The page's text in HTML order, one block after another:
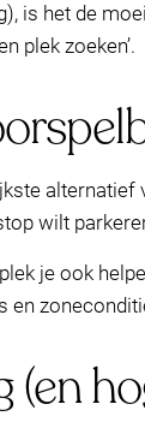
is het de
plek zoeken’.
wilt
je ook
en
(en